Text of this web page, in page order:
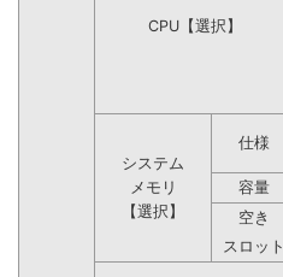
CPU【選択】
システム
メモリ
【選択】
仕様
容量
空き
スロット